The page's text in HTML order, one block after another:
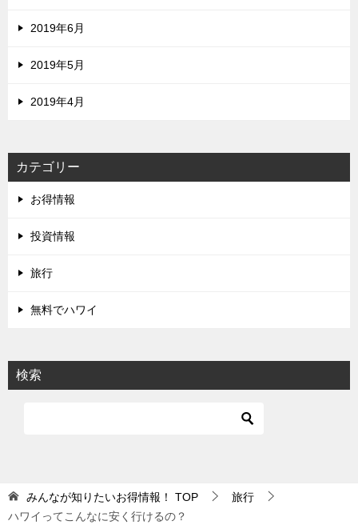
2019年6月
2019年5月
2019年4月
カテゴリー
お得情報
投資情報
旅行
無料でハワイ
検索
みんなが知りたいお得情報！ TOP
旅行
ハワイってこんなに安く行けるの？